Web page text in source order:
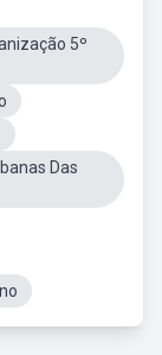
5º
Das